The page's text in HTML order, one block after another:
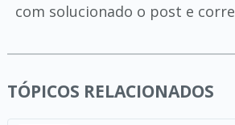
com solucionado o post e
TÓPICOS RELACIONADOS